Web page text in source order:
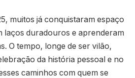
muitos já conquistaram espaço
duradouros e aprenderam
O tempo, longe de ser vilão,
da história pessoal e no
caminhos com quem se